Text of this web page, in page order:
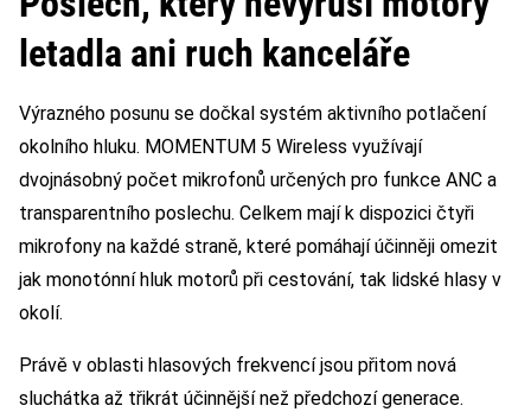
letadla ani ruch kanceláře
Výrazného posunu se dočkal systém aktivního potlačení
okolního hluku. MOMENTUM 5 Wireless využívají
dvojnásobný počet mikrofonů určených pro funkce ANC a
transparentního poslechu. Celkem mají k dispozici čtyři
mikrofony na každé straně, které pomáhají účinněji omezit
jak monotónní hluk motorů při cestování, tak lidské hlasy v
okolí.
Právě v oblasti hlasových frekvencí jsou přitom nová
sluchátka až třikrát účinnější než předchozí generace.